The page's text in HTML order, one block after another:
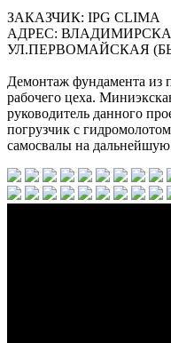
ЗАКАЗЧИК: IPG CLIMA
АДРЕС:
УЛ.ПЕРВОМАЙСКАЯ
Демонтаж фундамента из
рабочего цеха.
руководитель данного
погрузчик с
самосвалы на дальнейшую